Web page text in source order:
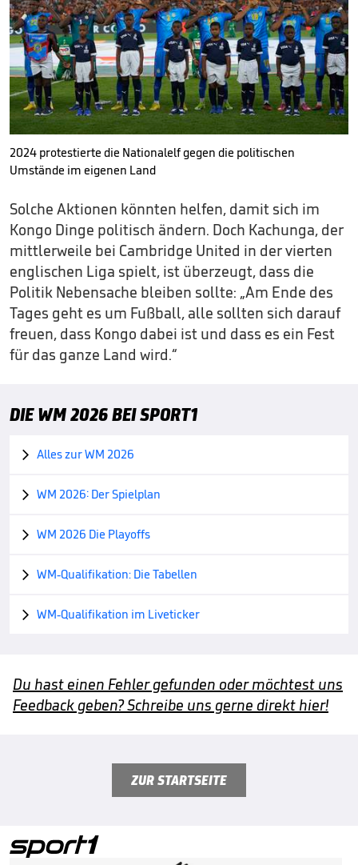
2024 protestierte die Nationalelf gegen die politischen
Umstände im eigenen Land
Solche Aktionen könnten helfen, damit sich im
Kongo Dinge politisch ändern. Doch Kachunga, der
mittlerweile bei Cambridge United in der vierten
englischen Liga spielt, ist überzeugt, dass die
Politik Nebensache bleiben sollte: „Am Ende des
Tages geht es um Fußball, alle sollten sich darauf
freuen, dass Kongo dabei ist und dass es ein Fest
für das ganze Land wird.“
DIE WM 2026 BEI SPORT1
 Alles zur WM 2026
 WM 2026: Der Spielplan
 WM 2026 Die Playoffs
 WM-Qualifikation: Die Tabellen
 WM-Qualifikation im Liveticker
Du hast einen Fehler gefunden oder möchtest uns
Feedback geben? Schreibe uns gerne direkt hier!
ZUR STARTSEITE